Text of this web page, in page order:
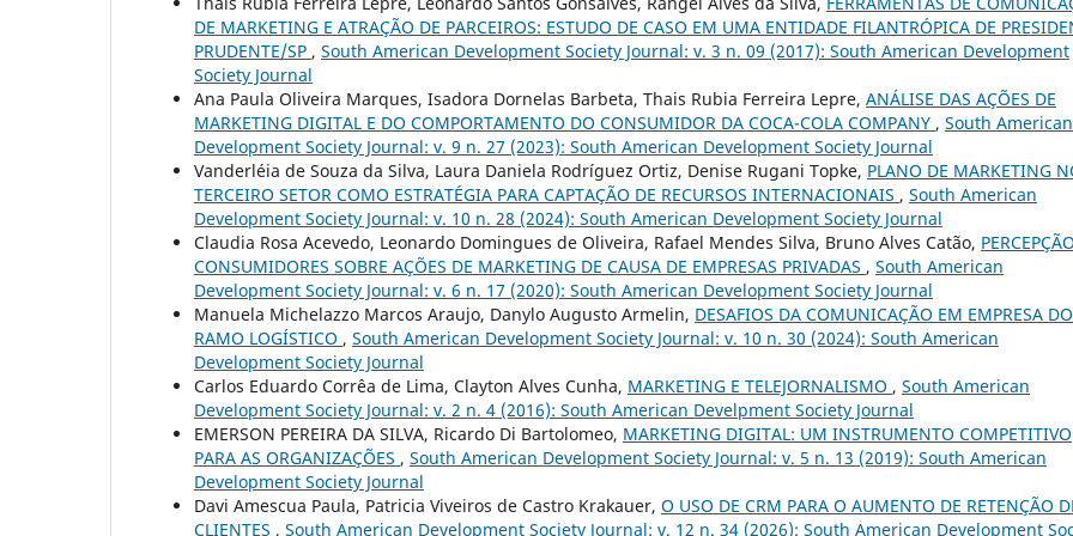
DE MARKETING E ATRAÇÃO DE PARCEIROS: ESTUDO DE CASO EM UMA ENTIDADE FILANTRÓPICA DE
PRUDENTE/SP , South American Development Society Journal: v. 3 n. 09 (2017): South American Development
Society Journal
Ana Paula Oliveira Marques, Isadora Dornelas Barbeta, Thais Rubia Ferreira Lepre, ANÁLISE DAS AÇÕES DE
MARKETING DIGITAL E DO COMPORTAMENTO DO CONSUMIDOR DA COCA-COLA COMPANY , South American
Development Society Journal: v. 9 n. 27 (2023): South American Development Society Journal
Vanderléia de Souza da Silva, Laura Daniela Rodríguez Ortiz, Denise Rugani Topke, PLANO DE MARKETING
TERCEIRO SETOR COMO ESTRATÉGIA PARA CAPTAÇÃO DE RECURSOS INTERNACIONAIS , South American
Development Society Journal: v. 10 n. 28 (2024): South American Development Society Journal
Claudia Rosa Acevedo, Leonardo Domingues de Oliveira, Rafael Mendes Silva, Bruno Alves Catão,
CONSUMIDORES SOBRE AÇÕES DE MARKETING DE CAUSA DE EMPRESAS PRIVADAS , South American
Development Society Journal: v. 6 n. 17 (2020): South American Development Society Journal
Manuela Michelazzo Marcos Araujo, Danylo Augusto Armelin, DESAFIOS DA COMUNICAÇÃO EM EMPRESA DO
RAMO LOGÍSTICO , South American Development Society Journal: v. 10 n. 30 (2024): South American
Development Society Journal
Carlos Eduardo Corrêa de Lima, Clayton Alves Cunha, MARKETING E TELEJORNALISMO , South American
Development Society Journal: v. 2 n. 4 (2016): South American Develpment Society Journal
EMERSON PEREIRA DA SILVA, Ricardo Di Bartolomeo, MARKETING DIGITAL: UM INSTRUMENTO COMPETITIVO
PARA AS ORGANIZAÇÕES , South American Development Society Journal: v. 5 n. 13 (2019): South American
Development Society Journal
Davi Amescua Paula, Patricia Viveiros de Castro Krakauer, O USO DE CRM PARA O AUMENTO DE RETENÇÃO
CLIENTES , South American Development Society Journal: v. 12 n. 34 (2026): South American Development